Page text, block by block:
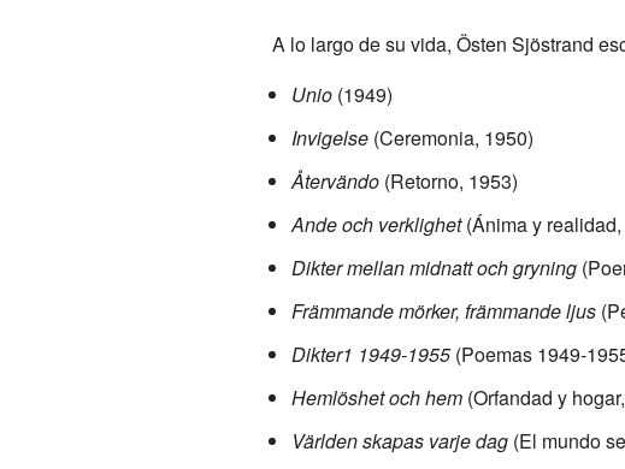
A lo largo de su vida, Östen Sjöstrand
Unio(1949)
Invigelse(Ceremonia, 1950)
Återvändo(Retorno, 1953)
Ande och verklighet(Ánima y realidad,
Dikter mellan midnatt och gryning
Främmande mörker, främmande ljus
Dikter1 1949-1955(Poemas 1949-
Hemlöshet och hem(Orfandad y
Världen skapas varje dag(El mundo